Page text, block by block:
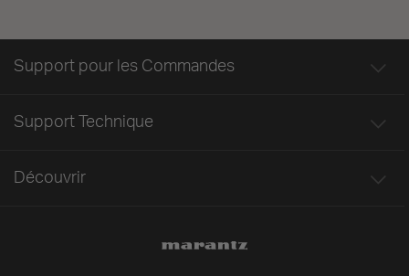
Support pour les Commandes
Support Technique
Découvrir